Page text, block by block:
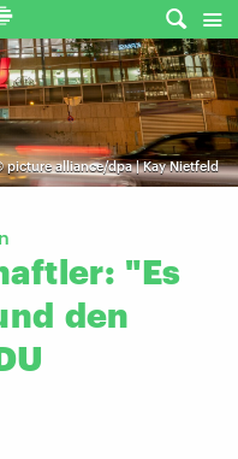
picture alliance/dpa | Kay Nietfeld
"Es
den